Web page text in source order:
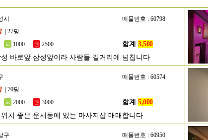
시
매물번호 : 60798
| 27평
1000 2500 합계 3,500
바로앞 삼성앞이라 사람들 길거리에 넘칩니다
매물번호 : 60574
| 70평
2000 3000 합계 5,000
치 좋은 운서동에 있는 마사지샵 매매합니다
구
매물번호 : 60950